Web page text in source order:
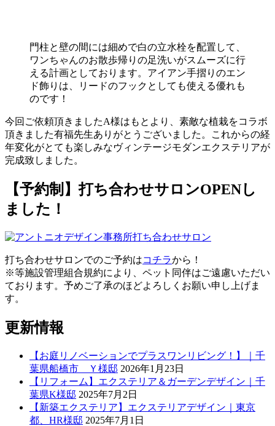
門柱と壁の間には細めで白の立水栓を配置して、
ワンちゃんのお散歩帰りの足洗いがスムーズに行
える計画としております。アイアン手摺りのエン
ド飾りは、リードのフックとしても使える優れも
のです！
今回ご依頼頂きましたA様はもとより、素敵な植栽をコラボ
頂きました有福先生ありがとうございました。これからの経
年変化がとても楽しみなヴィンテージモダンエクステリアが
完成致しました。
【予約制】打ち合わせサロンOPENし
ました！
打ち合わせサロンでのご予約はコチラから！
※等施設管理組合規約により、ペット同伴はご遠慮いただい
ております。予めご了承のほどよろしくお願い申し上げま
す。
更新情報
【お庭リノベーションでプラスワンリビング！】｜千
葉県船橋市 Ｙ様邸 2026年1月23日
【リフォーム】エクステリア＆ガーデンデザイン｜千
葉県K様邸 2025年7月2日
【新築エクステリア】エクステリアデザイン｜東京
都、HR様邸 2025年7月1日